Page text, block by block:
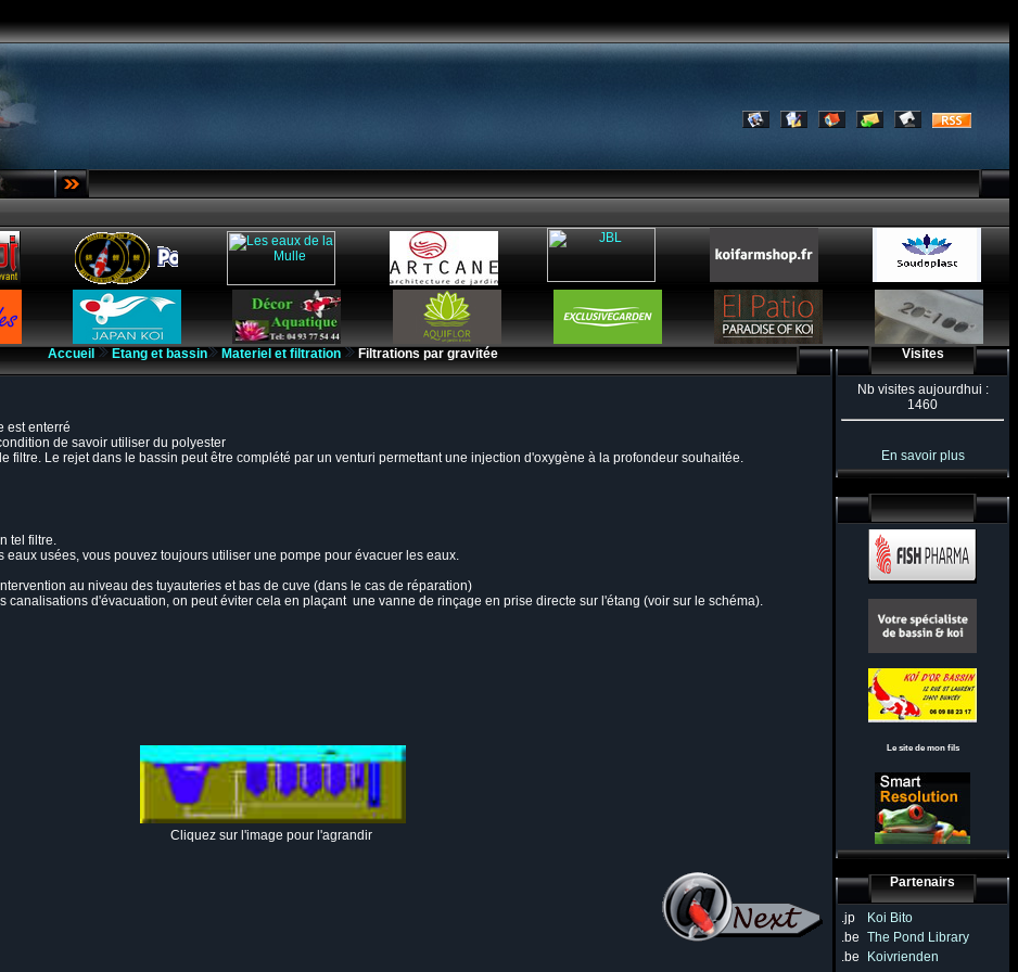
Accueil Etang et bassin Materiel et filtration Filtrations par gravitée
est enterré
de savoir utiliser du polyester
filtre. Le rejet dans le bassin peut être complété par un venturi permettant une injection d'oxygène à la profondeur souhaitée.
tel filtre.
eaux usées, vous pouvez toujours utiliser une pompe pour évacuer les eaux.
au niveau des tuyauteries et bas de cuve (dans le cas de réparation)
canalisations d'évacuation, on peut éviter cela en plaçant une vanne de rinçage en prise directe sur l'étang (voir sur le schéma).
Cliquez sur l'image pour l'agrandir
Visites
Nb visites aujourdhui :
1460
En savoir plus
Le site de mon fils
Partenairs
.jp
Koi Bito
.be The Pond Library
.be
Koivrienden